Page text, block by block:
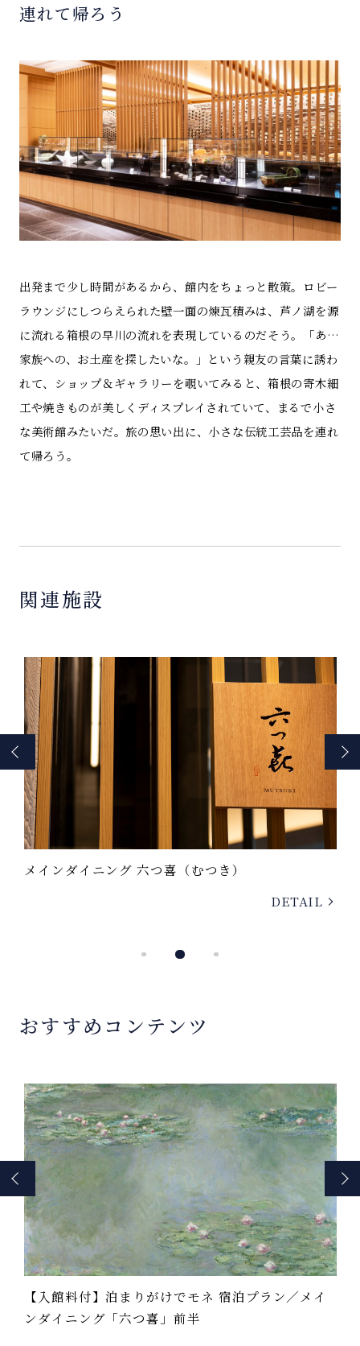
連れて帰ろう
出発まで少し時間があるから、館内をちょっと散策。ロビー
ラウンジにしつらえられた壁一面の煉瓦積みは、芦ノ湖を源
に流れる箱根の早川の流れを表現しているのだそう。「あ…
家族への、お土産を探したいな。」という親友の言葉に誘わ
れて、ショップ＆ギャラリーを覗いてみると、箱根の寄木細
工や焼きものが美しくディスプレイされていて、まるで小さ
な美術館みたいだ。旅の思い出に、小さな伝統工芸品を連れ
て帰ろう。
関連施設
グリルレストラン 十邑（とむら）
DETAIL
おすすめコンテンツ
【素泊まり】箱根連山と相模湾の絶景を望む強羅
の湯を心ゆくまで堪能